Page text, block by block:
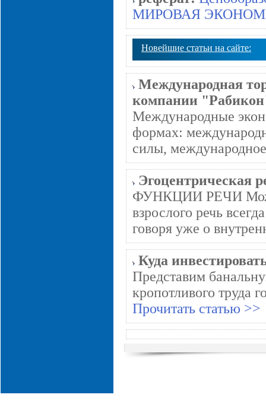
МИРОВАЯ
Новейшие статьи на сайте:
Международная
компании
Международные
формах:
силы,
Эгоцентрическая
ФУНКЦИИ РЕЧИ
взрослого речь
говоря уже о
Куда
Представим
кропотливого труда
Прочитать статью >>